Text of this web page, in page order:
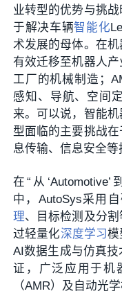
业转型的优势与挑
于解决车辆智能化
术发展的母体。在
有效迁移至机器人
工厂的机械制造；
感知、导航、空间
来。可以说，智能
型面临的主要挑战
息传输、信息安全等
在“从‘Automotive’
中，AutoSys采用
理、目标检测及分
过轻量化深度学习模
AI数据生成与仿真
证，广泛应用于机
（AMR）及自动光